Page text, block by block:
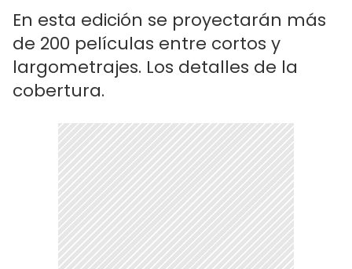
En esta edición se proyectarán más
de 200 películas entre cortos y
largometrajes. Los detalles de la
cobertura.